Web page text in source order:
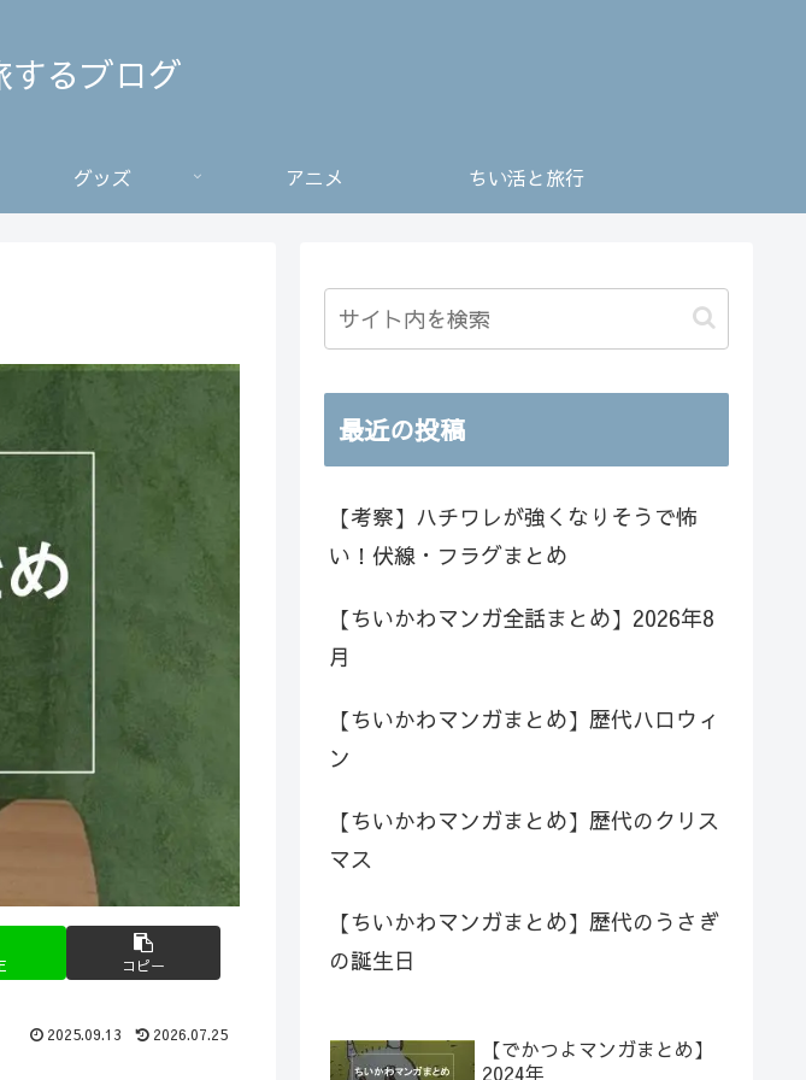
するブログ
グッズ アニメ ちい活と旅行
コピー
2025.09.13 2026.07.25
最近の投稿
【考察】ハチワレが強くなりそうで怖
い！伏線・フラグまとめ
【ちいかわマンガ全話まとめ】2026年8
月
【ちいかわマンガまとめ】歴代ハロウィ
ン
【ちいかわマンガまとめ】歴代のクリス
マス
【ちいかわマンガまとめ】歴代のうさぎ
の誕生日
【でかつよマンガまとめ】
2024年